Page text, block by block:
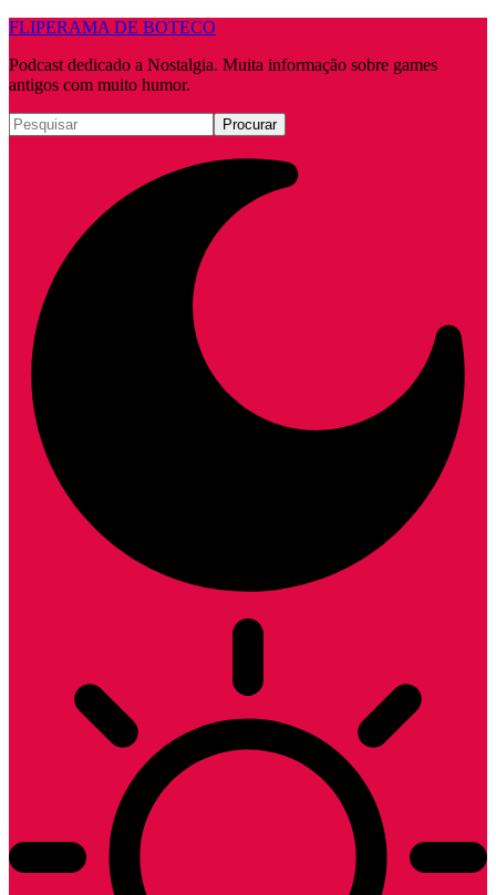
FLIPERAMA DE BOTECO
Podcast dedicado a Nostalgia. Muita informação sobre games
antigos com muito humor.